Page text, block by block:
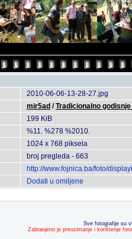
2010-06-06-13-28-27.jpg
mir5ad /Tradicionalno
199 KiB
%11. %278 %2010.
1024 x 768 piksela
broj pregleda - 663
http://www.fojnica.ba/foto/
Dodati u omiljene
Sve fotografije su
Zabranjeno je preuzimanje i korištenje